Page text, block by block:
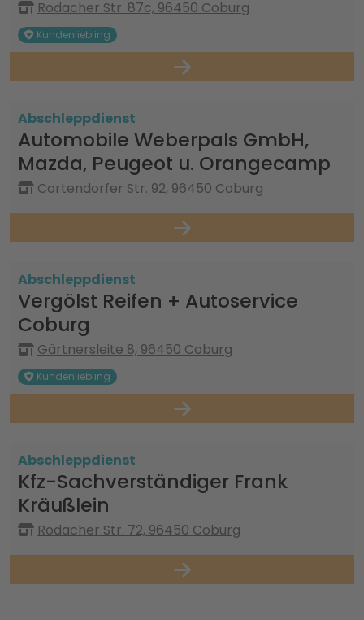
Rodacher Str. 87c, 96450 Coburg
Kundenliebling
Abschleppdienst
Automobile Weberpals GmbH,
Mazda, Peugeot u. Orangecamp
Cortendorfer Str. 92, 96450 Coburg
Abschleppdienst
Vergölst Reifen + Autoservice
Coburg
Gärtnersleite 8, 96450 Coburg
Kundenliebling
Abschleppdienst
Kfz-Sachverständiger Frank
Kräußlein
Rodacher Str. 72, 96450 Coburg